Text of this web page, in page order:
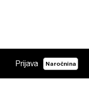
Prijava Naročnina